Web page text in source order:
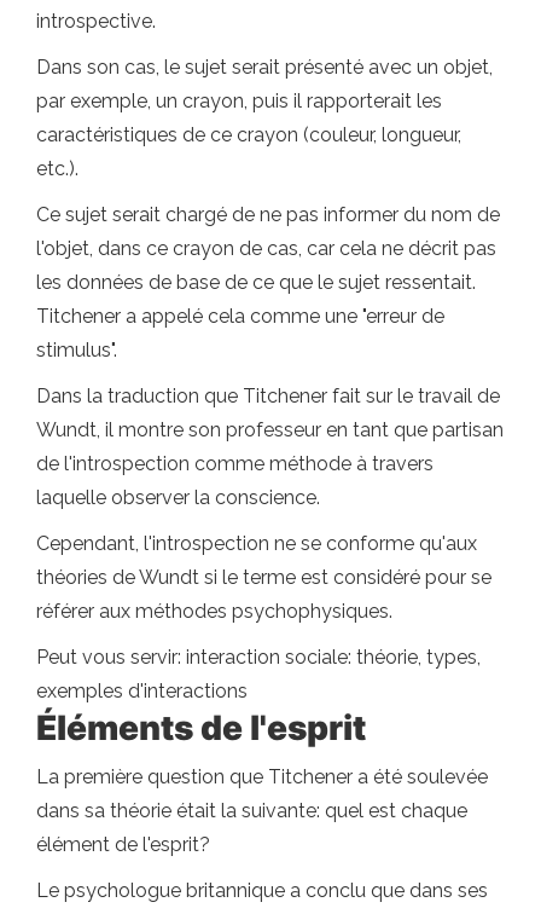
introspective.
Dans son cas, le sujet serait présenté avec un objet,
par exemple, un crayon, puis il rapporterait les
caractéristiques de ce crayon (couleur, longueur,
etc.).
Ce sujet serait chargé de ne pas informer du nom de
l'objet, dans ce crayon de cas, car cela ne décrit pas
les données de base de ce que le sujet ressentait.
Titchener a appelé cela comme une "erreur de
stimulus".
Dans la traduction que Titchener fait sur le travail de
Wundt, il montre son professeur en tant que partisan
de l'introspection comme méthode à travers
laquelle observer la conscience.
Cependant, l'introspection ne se conforme qu'aux
théories de Wundt si le terme est considéré pour se
référer aux méthodes psychophysiques.
Peut vous servir: interaction sociale: théorie, types,
exemples d'interactions
Éléments de l'esprit
La première question que Titchener a été soulevée
dans sa théorie était la suivante: quel est chaque
élément de l'esprit?
Le psychologue britannique a conclu que dans ses